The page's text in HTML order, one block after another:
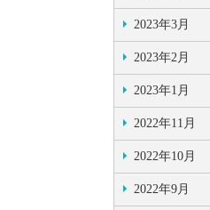
2023年3月
2023年2月
2023年1月
2022年11月
2022年10月
2022年9月